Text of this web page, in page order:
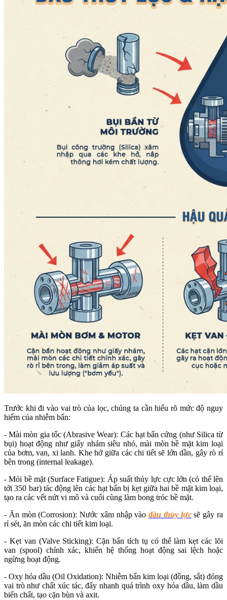
Trước khi đi vào vai trò của lọc, chúng ta cần hiểu rõ mức độ nguy
hiểm của nhiễm bẩn:
- Mài mòn gia tốc (Abrasive Wear): Các hạt bẩn cứng (như Silica từ
bụi) hoạt động như giấy nhám siêu nhỏ, mài mòn bề mặt kim loại
của bơm, van, xi lanh. Khe hở giữa các chi tiết sẽ lớn dần, gây rò rỉ
bên trong (internal leakage).
- Mỏi bề mặt (Surface Fatigue): Áp suất thủy lực cực lớn (có thể lên
tới 350 bar) tác động lên các hạt bẩn bị kẹt giữa hai bề mặt kim loại,
tạo ra các vết nứt vi mô và cuối cùng làm bong tróc bề mặt.
- Ăn mòn (Corrosion): Nước xâm nhập vàodầu thủy lựcsẽ gây ra
rỉ sét, ăn mòn các chi tiết kim loại.
- Kẹt van (Valve Sticking): Cặn bẩn tích tụ có thể làm kẹt các lõi
van (spool) chính xác, khiến hệ thống hoạt động sai lệch hoặc
ngừng hoạt động.
- Oxy hóa dầu (Oil Oxidation): Nhiễm bẩn kim loại (đồng, sắt) đóng
vai trò như chất xúc tác, đẩy nhanh quá trình oxy hóa dầu, làm dầu
biến chất, tạo cặn bùn và axit.